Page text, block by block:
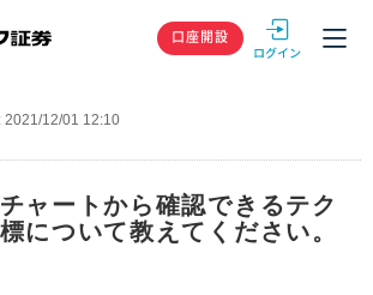
GMOクリック
口座開設
2021/12/01 12:10
ャートから確認できるテク
について教えてください。